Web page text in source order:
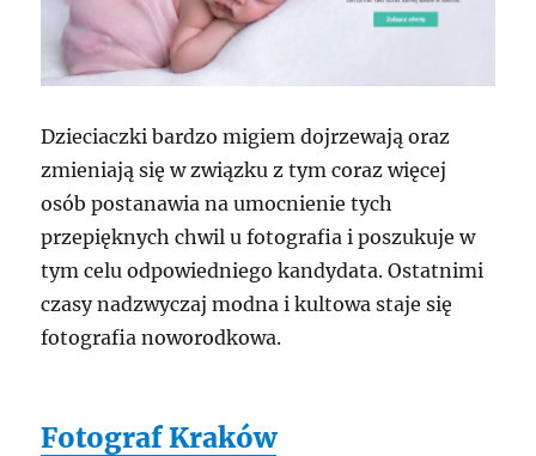
Dzieciaczki bardzo migiem dojrzewają oraz
zmieniają się w związku z tym coraz więcej
osób postanawia na umocnienie tych
przepięknych chwil u fotografia i poszukuje w
tym celu odpowiedniego kandydata. Ostatnimi
czasy nadzwyczaj modna i kultowa staje się
fotografia noworodkowa.
Fotograf Kraków